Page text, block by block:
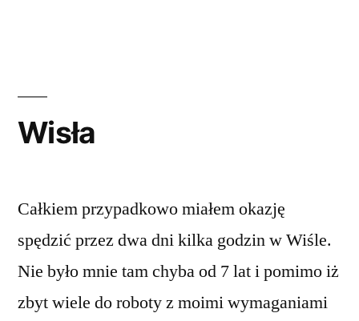
Wisła
Całkiem przypadkowo miałem okazję
spędzić przez dwa dni kilka godzin w Wiśle.
Nie było mnie tam chyba od 7 lat i pomimo iż
zbyt wiele do roboty z moimi wymaganiami